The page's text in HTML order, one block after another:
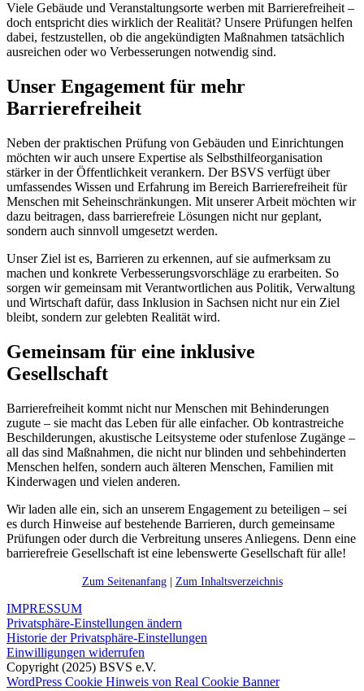
Viele Gebäude und Veranstaltungsorte werben mit Barrierefreiheit –
doch entspricht dies wirklich der Realität? Unsere Prüfungen helfen
dabei, festzustellen, ob die angekündigten Maßnahmen tatsächlich
ausreichen oder wo Verbesserungen notwendig sind.
Unser Engagement für mehr
Barrierefreiheit
Neben der praktischen Prüfung von Gebäuden und Einrichtungen
möchten wir auch unsere Expertise als Selbsthilfeorganisation
stärker in der Öffentlichkeit verankern. Der BSVS verfügt über
umfassendes Wissen und Erfahrung im Bereich Barrierefreiheit für
Menschen mit Seheinschränkungen. Mit unserer Arbeit möchten wir
dazu beitragen, dass barrierefreie Lösungen nicht nur geplant,
sondern auch sinnvoll umgesetzt werden.
Unser Ziel ist es, Barrieren zu erkennen, auf sie aufmerksam zu
machen und konkrete Verbesserungsvorschläge zu erarbeiten. So
sorgen wir gemeinsam mit Verantwortlichen aus Politik, Verwaltung
und Wirtschaft dafür, dass Inklusion in Sachsen nicht nur ein Ziel
bleibt, sondern zur gelebten Realität wird.
Gemeinsam für eine inklusive
Gesellschaft
Barrierefreiheit kommt nicht nur Menschen mit Behinderungen
zugute – sie macht das Leben für alle einfacher. Ob kontrastreiche
Beschilderungen, akustische Leitsysteme oder stufenlose Zugänge –
all das sind Maßnahmen, die nicht nur blinden und sehbehinderten
Menschen helfen, sondern auch älteren Menschen, Familien mit
Kinderwagen und vielen anderen.
Wir laden alle ein, sich an unserem Engagement zu beteiligen – sei
es durch Hinweise auf bestehende Barrieren, durch gemeinsame
Prüfungen oder durch die Verbreitung unseres Anliegens. Denn eine
barrierefreie Gesellschaft ist eine lebenswerte Gesellschaft für alle!
Zum Seitenanfang| Zum Inhaltsverzeichnis
IMPRESSUM
Privatsphäre-Einstellungen ändern
Historie der Privatsphäre-Einstellungen
Einwilligungen widerrufen
Copyright (2025) BSVS e.V.
WordPress Cookie Hinweis von Real Cookie Banner